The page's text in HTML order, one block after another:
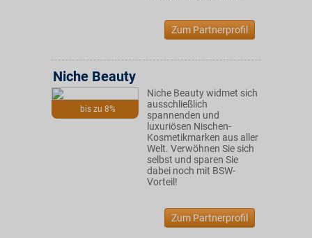
Zum Partnerprofil
bis zu 8%
Niche Beauty
Niche Beauty widmet sich
ausschließlich
spannenden und
luxuriösen Nischen-
Kosmetikmarken aus aller
Welt. Verwöhnen Sie sich
selbst und sparen Sie
dabei noch mit BSW-
Vorteil!
Zum Partnerprofil